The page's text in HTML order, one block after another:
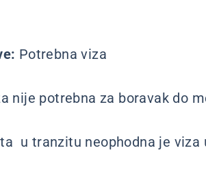
Potrebna viza
nije potrebna za boravak do
u tranzitu neophodna je viza